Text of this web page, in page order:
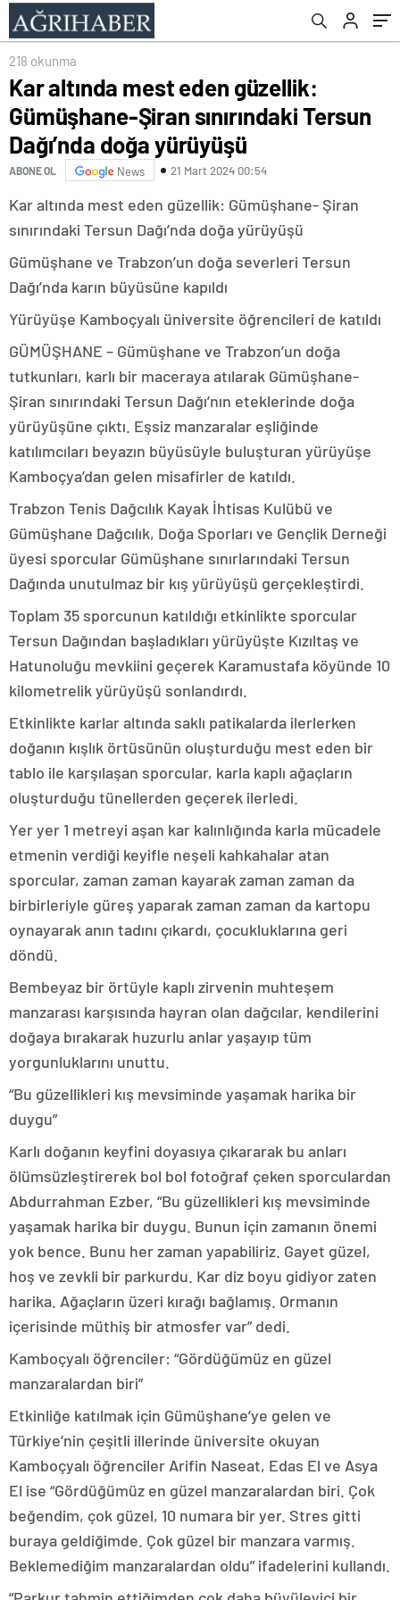
yürüyüşü
218 okunma
Kar altında mest eden güzellik:
Gümüşhane-Şiran sınırındaki Tersun
Dağı’nda doğa yürüyüşü
ABONE OL News 21 Mart 2024 00:54
Kar altında mest eden güzellik: Gümüşhane- Şiran
sınırındaki Tersun Dağı’nda doğa yürüyüşü
Gümüşhane ve Trabzon’un doğa severleri Tersun
Dağı’nda karın büyüsüne kapıldı
Yürüyüşe Kamboçyalı üniversite öğrencileri de katıldı
GÜMÜŞHANE – Gümüşhane ve Trabzon’un doğa
tutkunları, karlı bir maceraya atılarak Gümüşhane-
Şiran sınırındaki Tersun Dağı’nın eteklerinde doğa
yürüyüşüne çıktı. Eşsiz manzaralar eşliğinde
katılımcıları beyazın büyüsüyle buluşturan yürüyüşe
Kamboçya’dan gelen misafirler de katıldı.
Trabzon Tenis Dağcılık Kayak İhtisas Kulübü ve
Gümüşhane Dağcılık, Doğa Sporları ve Gençlik Derneği
üyesi sporcular Gümüşhane sınırlarındaki Tersun
Dağında unutulmaz bir kış yürüyüşü gerçekleştirdi.
Toplam 35 sporcunun katıldığı etkinlikte sporcular
Tersun Dağından başladıkları yürüyüşte Kızıltaş ve
Hatunoluğu mevkiini geçerek Karamustafa köyünde 10
kilometrelik yürüyüşü sonlandırdı.
Etkinlikte karlar altında saklı patikalarda ilerlerken
doğanın kışlık örtüsünün oluşturduğu mest eden bir
tablo ile karşılaşan sporcular, karla kaplı ağaçların
oluşturduğu tünellerden geçerek ilerledi.
Yer yer 1 metreyi aşan kar kalınlığında karla mücadele
etmenin verdiği keyifle neşeli kahkahalar atan
sporcular, zaman zaman kayarak zaman zaman da
birbirleriyle güreş yaparak zaman zaman da kartopu
oynayarak anın tadını çıkardı, çocukluklarına geri
döndü.
Bembeyaz bir örtüyle kaplı zirvenin muhteşem
manzarası karşısında hayran olan dağcılar, kendilerini
doğaya bırakarak huzurlu anlar yaşayıp tüm
yorgunluklarını unuttu.
“Bu güzellikleri kış mevsiminde yaşamak harika bir
duygu”
Karlı doğanın keyfini doyasıya çıkararak bu anları
ölümsüzleştirerek bol bol fotoğraf çeken sporculardan
Abdurrahman Ezber, “Bu güzellikleri kış mevsiminde
yaşamak harika bir duygu. Bunun için zamanın önemi
yok bence. Bunu her zaman yapabiliriz. Gayet güzel,
hoş ve zevkli bir parkurdu. Kar diz boyu gidiyor zaten
harika. Ağaçların üzeri kırağı bağlamış. Ormanın
içerisinde müthiş bir atmosfer var” dedi.
Kamboçyalı öğrenciler: “Gördüğümüz en güzel
manzaralardan biri”
Etkinliğe katılmak için Gümüşhane’ye gelen ve
Türkiye’nin çeşitli illerinde üniversite okuyan
Kamboçyalı öğrenciler Arifin Naseat, Edas El ve Asya
El ise “Gördüğümüz en güzel manzaralardan biri. Çok
beğendim, çok güzel, 10 numara bir yer. Stres gitti
buraya geldiğimde. Çok güzel bir manzara varmış.
Beklemediğim manzaralardan oldu” ifadelerini kullandı.